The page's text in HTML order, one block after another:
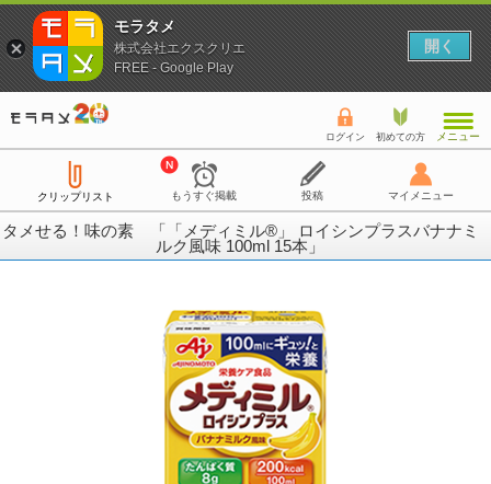
ログイン 初めての方 メニュー
クリップリスト もうすぐ掲載 投稿 マイメニュー
タメせる！味の素 「「メディミル®」 ロイシンプラスバナナミ
ルク風味 100ml 15本」
モラタメ
株式会社エクスクリエ
FREE - Google Play
開く